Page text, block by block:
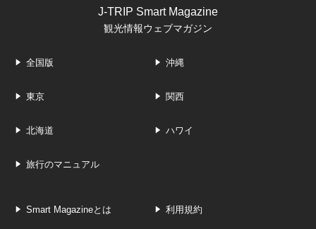
J-TRIP Smart Magazine
観光情報ウェブマガジン
全国版 沖縄
東京 関西
北海道 ハワイ
旅行のマニュアル
Smart Magazineとは 利用規約